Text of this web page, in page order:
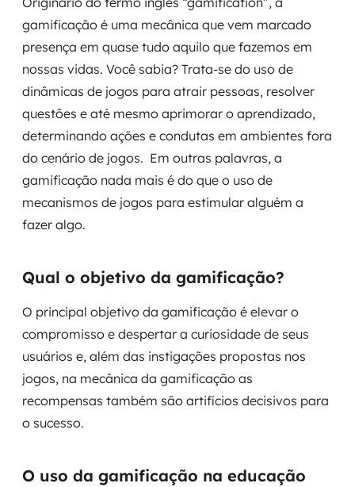
Data Analytics
Engenharia de dados
Data Platforms
Business Intelligence
Data Lakes & Warehouses
Governança de dados
Desenvolvimento web e mobile
Modernização tecnológica
Arquitetura de soluções
Migração para Cloud
UX / UI design
gamificação é uma mecânica que vem marcado
presença em quase tudo aquilo que fazemos em
nossas vidas. Você sabia? Trata-se do uso de
dinâmicas de jogos para atrair pessoas, resolver
questões e até mesmo aprimorar o aprendizado,
determinando ações e condutas em ambientes fora
do cenário de jogos. Em outras palavras, a
gamificação nada mais é do que o uso de
mecanismos de jogos para estimular alguém a
fazer algo.
Qual o objetivo da gamificação?
O principal objetivo da gamificação é elevar o
compromisso e despertar a curiosidade de seus
usuários e, além das instigações propostas nos
jogos, na mecânica da gamificação as
recompensas também são artifícios decisivos para
o sucesso.
O uso da gamificação na educação